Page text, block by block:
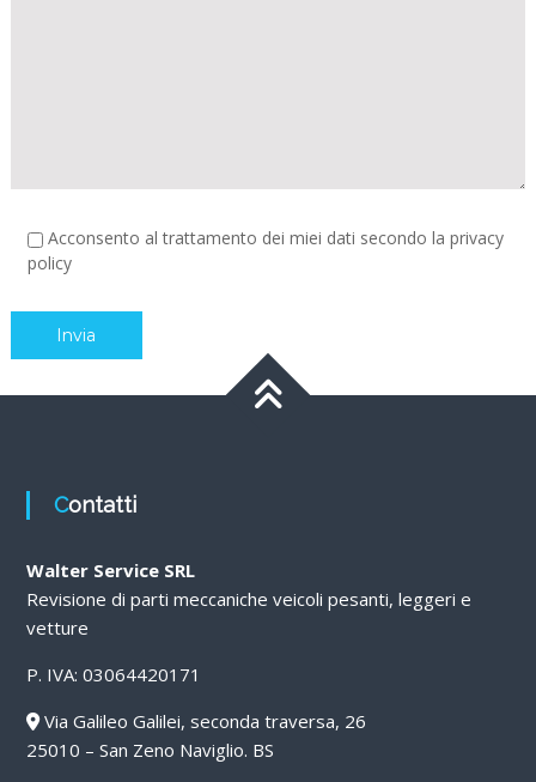
Acconsento al trattamento dei miei dati secondo la privacy
policy
Contatti
Walter Service SRL
Revisione di parti meccaniche veicoli pesanti, leggeri e
vetture
P. IVA: 03064420171
Via Galileo Galilei, seconda traversa, 26
25010 – San Zeno Naviglio. BS